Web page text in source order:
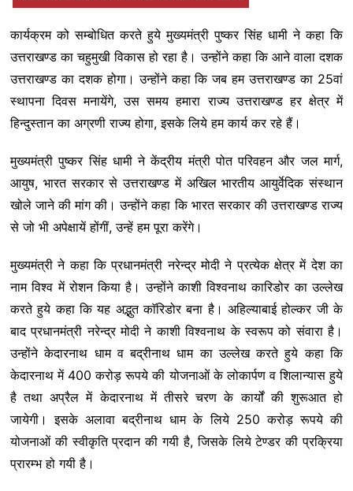
कार्यक्रम को सम्बोधित करते हुये मुख्यमंत्री पुष्कर सिंह धामी ने कहा कि
उत्तराखण्ड का चहुमुखी विकास हो रहा है। उन्होंने कहा कि आने वाला दशक
उत्तराखण्ड का दशक होगा। उन्होंने कहा कि जब हम उत्तराखण्ड का 25वां
स्थापना दिवस मनायेंगे, उस समय हमारा राज्य उत्तराखण्ड हर क्षेत्र में
हिन्दुस्तान का अग्रणी राज्य होगा, इसके लिये हम कार्य कर रहे हैं।
मुख्यमंत्री पुष्कर सिंह धामी ने केंद्रीय मंत्री पोत परिवहन और जल मार्ग,
आयुष, भारत सरकार से उत्तराखण्ड में अखिल भारतीय आयुर्वेदिक संस्थान
खोले जाने की मांग की। उन्होंने कहा कि भारत सरकार की उत्तराखण्ड राज्य
से जो भी अपेक्षायें होंगीं, उन्हें हम पूरा करेंगे।
मुख्यमंत्री ने कहा कि प्रधानमंत्री नरेन्द्र मोदी ने प्रत्येक क्षेत्र में देश का
नाम विश्व में रोशन किया है। उन्होंने काशी विश्वनाथ कारिडोर का उल्लेख
करते हुये कहा कि यह अद्भुत काॅरिडोर बना है। अहिल्याबाई होल्कर जी के
बाद प्रधानमंत्री नरेन्द्र मोदी ने काशी विश्वनाथ के स्वरूप को संवारा है।
उन्होंने केदारनाथ धाम व बद्रीनाथ धाम का उल्लेख करते हुये कहा कि
केदारनाथ में 400 करोड़ रूपये की योजनाओं के लोकार्पण व शिलान्यास हुये
है तथा अप्रैल में केदारनाथ में तीसरे चरण के कार्यों की शुरूआत हो
जायेगी। इसके अलावा बद्रीनाथ धाम के लिये 250 करोड़ रूपये की
योजनाओं की स्वीकृति प्रदान की गयी है, जिसके लिये टेण्डर की प्रक्रिया
प्रारम्भ हो गयी है।